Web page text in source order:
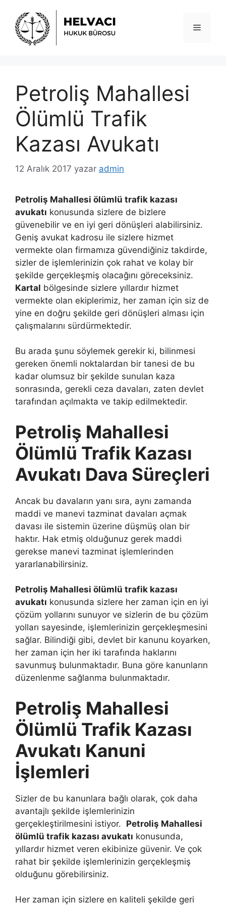
Menü
Petroliş Mahallesi
Ölümlü Trafik
Kazası Avukatı
12 Aralık 2017 yazar admin
Petroliş Mahallesi ölümlü trafik kazası
avukatı konusunda sizlere de bizlere
güvenebilir ve en iyi geri dönüşleri alabilirsiniz.
Geniş avukat kadrosu ile sizlere hizmet
vermekte olan firmamıza güvendiğiniz takdirde,
sizler de işlemlerinizin çok rahat ve kolay bir
şekilde gerçekleşmiş olacağını göreceksiniz.
Kartal bölgesinde sizlere yıllardır hizmet
vermekte olan ekiplerimiz, her zaman için siz de
yine en doğru şekilde geri dönüşleri alması için
çalışmalarını sürdürmektedir.
Bu arada şunu söylemek gerekir ki, bilinmesi
gereken önemli noktalardan bir tanesi de bu
kadar olumsuz bir şekilde sunulan kaza
sonrasında, gerekli ceza davaları, zaten devlet
tarafından açılmakta ve takip edilmektedir.
Petroliş Mahallesi
Ölümlü Trafik Kazası
Avukatı Dava Süreçleri
Ancak bu davaların yanı sıra, aynı zamanda
maddi ve manevi tazminat davaları açmak
davası ile sistemin üzerine düşmüş olan bir
haktır. Hak etmiş olduğunuz gerek maddi
gerekse manevi tazminat işlemlerinden
yararlanabilirsiniz.
Petroliş Mahallesi ölümlü trafik kazası
avukatı konusunda sizlere her zaman için en iyi
çözüm yollarını sunuyor ve sizlerin de bu çözüm
yolları sayesinde, işlemlerinizin gerçekleşmesini
sağlar. Bilindiği gibi, devlet bir kanunu koyarken,
her zaman için her iki tarafında haklarını
savunmuş bulunmaktadır. Buna göre kanunların
düzenlenme sağlanma bulunmaktadır.
Petroliş Mahallesi
Ölümlü Trafik Kazası
Avukatı Kanuni
İşlemleri
Sizler de bu kanunlara bağlı olarak, çok daha
avantajlı şekilde işlemlerinizin
gerçekleştirilmesini istiyor. Petroliş Mahallesi
ölümlü trafik kazası avukatı konusunda,
yıllardır hizmet veren ekibinize güvenir. Ve çok
rahat bir şekilde işlemlerinizin gerçekleşmiş
olduğunu görebilirsiniz.
Her zaman için sizlere en kaliteli şekilde geri